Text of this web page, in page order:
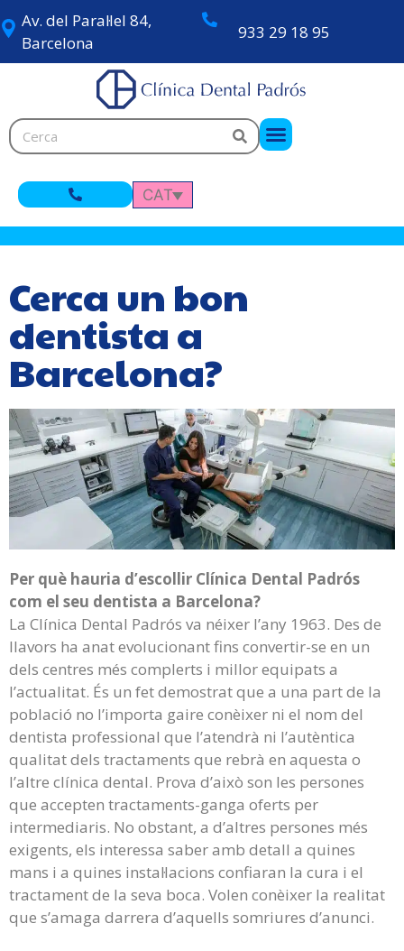
Av. del Paral·lel 84,
Barcelona
933 29 18 95
CAT
Cerca un bon
dentista a
Barcelona?
Per què hauria d’escollir Clínica Dental Padrós
com el seu dentista a Barcelona?
La Clínica Dental Padrós va néixer l’any 1963. Des de
llavors ha anat evolucionant fins convertir-se en un
dels centres més complerts i millor equipats a
l’actualitat. És un fet demostrat que a una part de la
població no l’importa gaire conèixer ni el nom del
dentista professional que l’atendrà ni l’autèntica
qualitat dels tractaments que rebrà en aquesta o
l’altre clínica dental. Prova d’això son les persones
que accepten tractaments-ganga oferts per
intermediaris. No obstant, a d’altres persones més
exigents, els interessa saber amb detall a quines
mans i a quines instal·lacions confiaran la cura i el
tractament de la seva boca. Volen conèixer la realitat
que s’amaga darrera d’aquells somriures d’anunci.